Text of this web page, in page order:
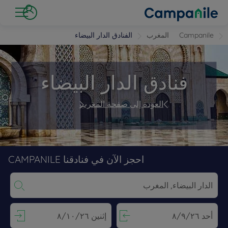
Campanile المغرب الفنادق الدار البيضاء
فنادق الدار البيضاء
العودة إلى صفحة المغرب
احجز الآن في فنادقنا CAMPANILE